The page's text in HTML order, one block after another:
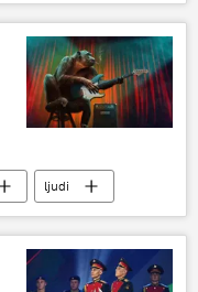
ljudi